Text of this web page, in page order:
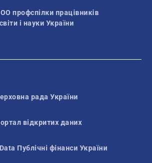
профспілки працівників
і науки України
рада України
відкритих даних
Публічні фінанси України